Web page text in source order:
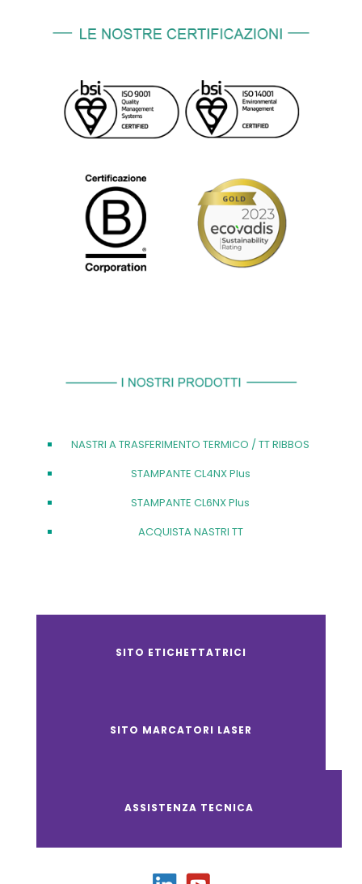
NASTRI A TRASFERIMENTO TERMICO / TT RIBBOS
STAMPANTE CL4NX Plus
STAMPANTE CL6NX Plus
ACQUISTA NASTRI TT
SITO ETICHETTATRICI
SITO MARCATORI LASER
ASSISTENZA TECNICA